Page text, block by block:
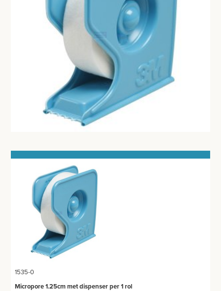
Prijzen worden nu inclusief BTW getoond
WIJZIG NAAR EXCLUSIEF BTW
WONDPLEISTERS
FIXATIEPLEISTERS
MEDISCHE VERZORGINGSSETS
BRACES
BANDAGES VOOR DIEREN
WATTEN-DEPPERS
ORTHOPEDISCHE BRACES
WONDVERZORGING
HANDSCHOENEN
1535-0
Micropore 1.25cm met dispenser per 1 rol